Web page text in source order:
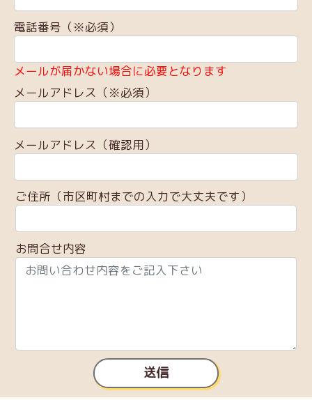
電話番号（※必須）
メールが届かない場合に必要となります
メールアドレス（※必須）
メールアドレス（確認用）
ご住所（市区町村までの入力で大丈夫です）
お問合せ内容
送信